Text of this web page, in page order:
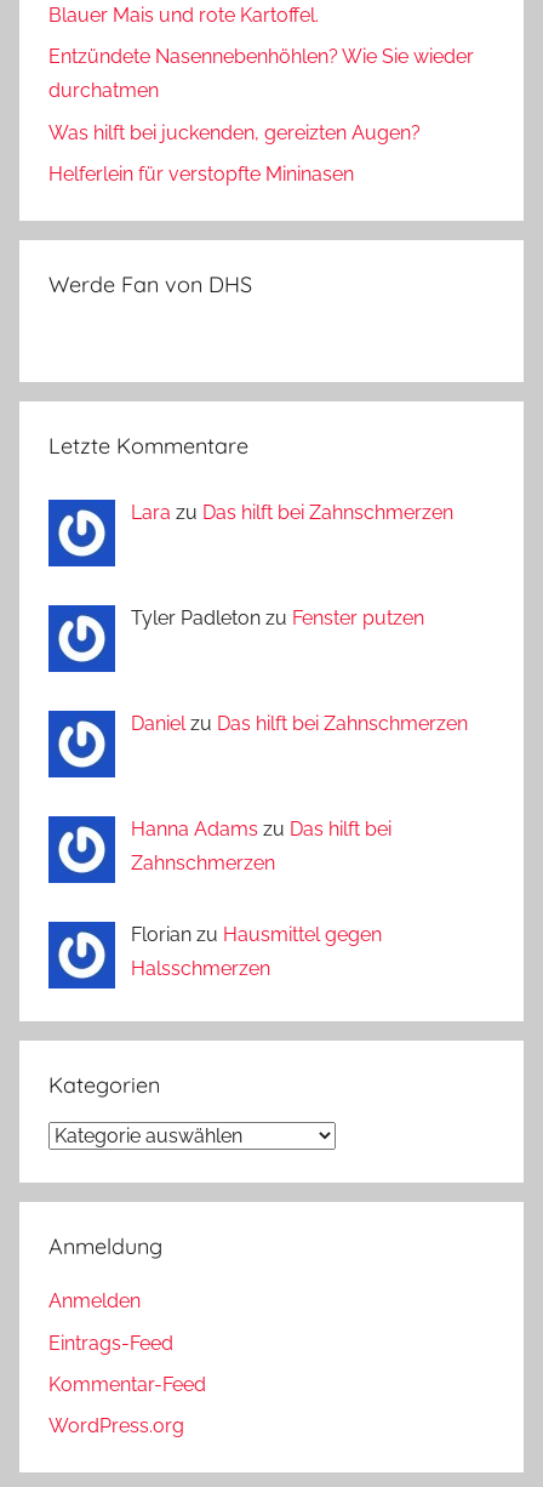
Blauer Mais und rote Kartoffel.
Entzündete Nasennebenhöhlen? Wie Sie wieder
durchatmen
Was hilft bei juckenden, gereizten Augen?
Helferlein für verstopfte Mininasen
Werde Fan von DHS
Letzte Kommentare
Lara zu Das hilft bei Zahnschmerzen
Tyler Padleton zu Fenster putzen
Daniel zu Das hilft bei Zahnschmerzen
Hanna Adams zu Das hilft bei
Zahnschmerzen
Florian zu Hausmittel gegen
Halsschmerzen
Kategorien
Kategorien
Anmeldung
Anmelden
Eintrags-Feed
Kommentar-Feed
WordPress.org